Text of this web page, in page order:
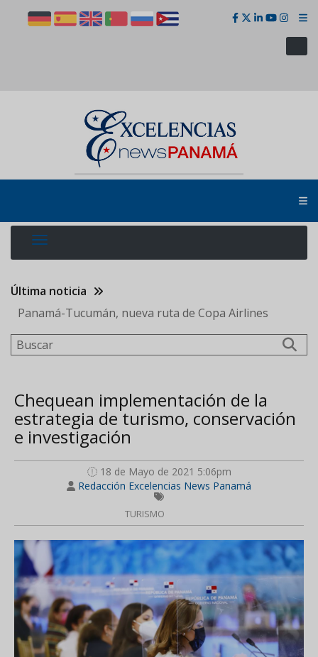
Última noticia
Panamá-Tucumán, nueva ruta de Copa Airlines
Buscar
Chequean implementación de la
estrategia de turismo, conservación
e investigación
18 de Mayo de 2021 5:06pm
Redacción Excelencias News Panamá
TURISMO